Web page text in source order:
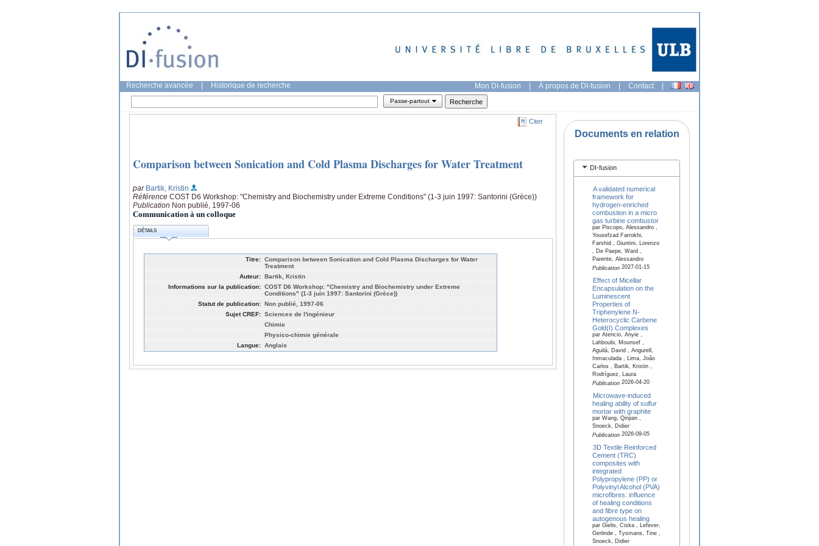
Recherche avancée Historique de recherche Mon DI-fusion | À propos de DI-fusion | Contact |
Passe-partout
Citer
Comparison between Sonication and Cold Plasma Discharges for Water Treatment
par Bartik, Kristin
Référence COST D6 Workshop: "Chemistry and Biochemistry under Extreme Conditions" (1-3 juin 1997: Santorini (Grèce))
Publication Non publié, 1997-06
Communication à un colloque
DÉTAILS
Titre: Comparison between Sonication and Cold Plasma Discharges for Water
Treatment
Auteur: Bartik, Kristin
Informations sur la publication: COST D6 Workshop: "Chemistry and Biochemistry under Extreme
Conditions" (1-3 juin 1997: Santorini (Grèce))
Statut de publication: Non publié, 1997-06
Sujet CREF: Sciences de l'ingénieur
Chimie
Physico-chimie générale
Langue: Anglais
Documents en relation
DI-fusion
A validated numerical
framework for
hydrogen-enriched
combustion in a micro
gas turbine combustor
par Piscopo, Alessandro ,
Yousefzad Farrokhi,
Farshid , Giuntini, Lorenzo
, De Paepe, Ward ,
Parente, Alessandro
Publication2027-01-15
Effect of Micellar
Encapsulation on the
Luminescent
Properties of
Triphenylene N‐
Heterocyclic Carbene
Gold(I) Complexes
par Atencio, Anyie ,
Lahboubi, Mounsef ,
Aguilà, David , Angurell,
Inmaculada , Lima, João
Carlos , Bartik, Kristin ,
Rodríguez, Laura
Publication2026-04-20
Microwave-induced
healing ability of sulfur
mortar with graphite
par Wang, Qinjian ,
Snoeck, Didier
Publication2026-09-05
3D Textile Reinforced
Cement (TRC)
composites with
integrated
Polypropylene (PP) or
Polyvinyl Alcohol (PVA)
microfibres: influence
of healing conditions
and fibre type on
autogenous healing
par Gielis, Ciska , Lefever,
Gerlinde , Tysmans, Tine ,
Snoeck, Didier